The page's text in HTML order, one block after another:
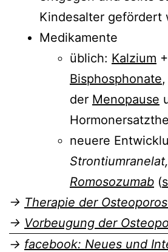
Kindesalter gefördert
Medikamente
üblich: Kalzium +
Bisphosphonate
der Menopause
neuere
Romosozumab (
→ Therapie der
→ Vorbeugung der
→ facebook: Neues und